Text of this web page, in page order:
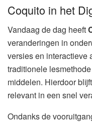
Coquito in het
Vandaag de dag heeft
veranderingen in
versies en interactieve
traditionele
middelen. Hierdoor
relevant in een snel
Ondanks de